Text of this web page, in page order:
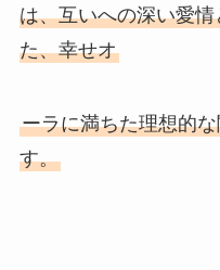
は、互いへの深い愛
た、幸せオ
ーラに満ちた理想的
す。